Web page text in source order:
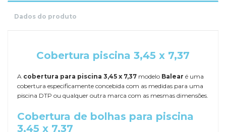
Dados do produto
Cobertura piscina 3,45 x 7,37
A cobertura para piscina 3,45 x 7,37 modelo Balear é uma
cobertura especificamente concebida com as medidas para uma
piscina DTP ou qualquer outra marca com as mesmas dimensões.
Cobertura de bolhas para piscina
3,45 x 7,37